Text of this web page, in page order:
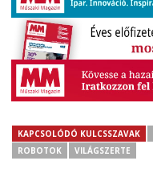
KAPCSOLÓDÓ KULCSSZAVAK
ROBOTOK
VILÁGSZERTE